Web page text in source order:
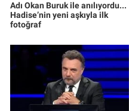
Adı Okan Buruk ile anılıyordu...
Hadise’nin yeni aşkıyla ilk
fotoğraf